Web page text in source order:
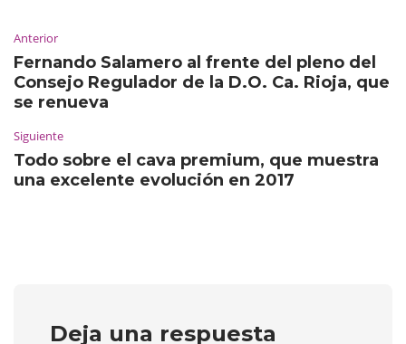
Anterior
Fernando Salamero al frente del pleno del
Consejo Regulador de la D.O. Ca. Rioja, que
se renueva
Siguiente
Todo sobre el cava premium, que muestra
una excelente evolución en 2017
Deja una respuesta